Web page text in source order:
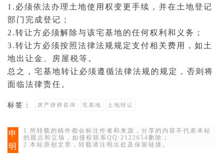
1.必须依法办理土地使用权变更手续，并在 土地登记
部门完成登记；
2.转让方必须解除与该宅基地的任何权利和义务；
3.转让方必须按照法律法规规定支付相关费用，如土
地出让金、房屋税等。
总之，宅基地转让必须遵循法律法规的规定，否则将
面临法律责任。
标签： 房产律师咨询 宅基地 土地转让
申
明
1.所转载的稿件都会标注作者和来源，分享的内容不代表本站
的观点和立场，如侵权联系QQ:2122654删除；
2.本站原创文章，转载请注明出处及保留链接。